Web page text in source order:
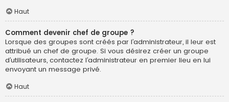
Haut
Comment devenir chef de groupe ?
Lorsque des groupes sont créés par l’administrateur, il leur est
attribué un chef de groupe. Si vous désirez créer un groupe
d’utilisateurs, contactez l’administrateur en premier lieu en lui
envoyant un message privé.
Haut